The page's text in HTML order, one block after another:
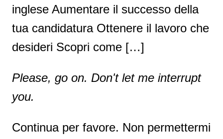
inglese Aumentare il successo della
tua candidatura Ottenere il lavoro che
desideri Scopri come […]
Please, go on. Don't let me interrupt
you.
Continua per favore. Non permettermi